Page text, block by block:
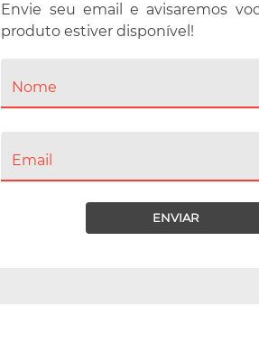
Envie seu email e avisaremos
produto estiver disponível!
Nome
Email
ENVIAR